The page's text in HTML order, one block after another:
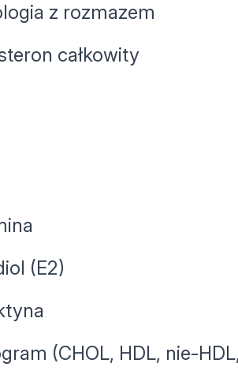
z rozmazem
całkowity
(E2)
(CHOL, HDL, nie-